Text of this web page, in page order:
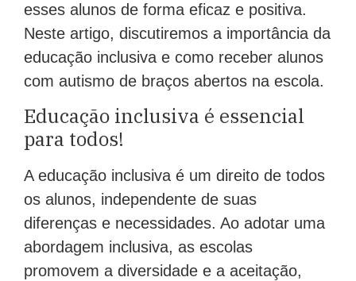
esses alunos de forma eficaz e positiva.
Neste artigo, discutiremos a importância da
educação inclusiva e como receber alunos
com autismo de braços abertos na escola.
Educação inclusiva é essencial
para todos!
A educação inclusiva é um direito de todos
os alunos, independente de suas
diferenças e necessidades. Ao adotar uma
abordagem inclusiva, as escolas
promovem a diversidade e a aceitação,